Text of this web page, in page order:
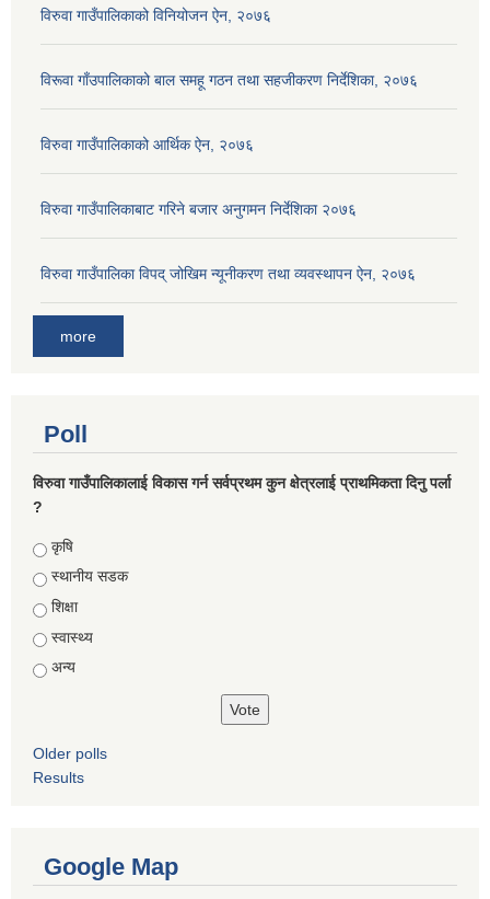
विरुवा गाउँपालिकाको विनियोजन ऐन, २०७६
विरूवा गाँउपालिकाको बाल समहू गठन तथा सहजीकरण निर्देशिका, २०७६
विरुवा गाउँपालिकाको आर्थिक ऐन, २०७६
विरुवा गाउँपालिकाबाट गरिने बजार अनुगमन निर्देशिका २०७६
विरुवा गाउँपालिका विपद् जोखिम न्यूनीकरण तथा व्यवस्थापन ऐन, २०७६
more
Poll
विरुवा गाउँपालिकालाई विकास गर्न सर्वप्रथम कुन क्षेत्रलाई प्राथमिकता दिनु पर्ला
?
Choices
कृषि
स्थानीय सडक
शिक्षा
स्वास्थ्य
अन्य
Older polls
Results
Google Map